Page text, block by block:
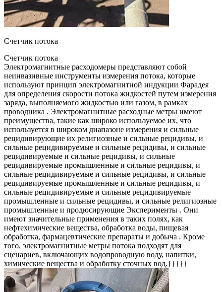
Счетчик потока
Счетчик потока
Электромагнитные расходомеры представляют собой
неинвазивные инструменты измерения потока, которые
используют принцип электромагнитной индукции Фарадея
для определения скорости потока жидкостей путем измерения
заряда, выполняемого жидкостью или газом, в рамках
проводника . Электромагнитные расходные метры имеют
преимущества, такие как широко используемое их, что
используется в широком диапазоне измерения и сильные
рецидивирующие их религиозные и сильные рецидивы, и
сильные рецидивируемые и сильные рецидивы, и сильные
рецидивируемые и сильные рецидивы, и сильные
рецидивируемые промышленные и сильные рецидивы, и
сильные рецидивируемые и сильные рецидивы, и сильные
рецидивируемые промышленные и сильные рецидивы, и
сильные рецидивируемые и сильные рецидивируемые
промышленные и сильные рецидивы, и сильные религиозные
промышленные и продюсирующие Эксперименты . Они
имеют значительные применения в таких полях, как
нефтехимические вещества, обработка воды, пищевая
обработка, фармацевтические препараты и добыча . Кроме
того, электромагнитные метры потока подходят для
сценариев, включающих водопроводную воду, напитки,
химические вещества и обработку сточных вод.}}}}}